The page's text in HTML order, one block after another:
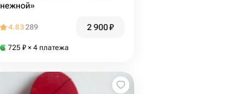
нежной»
4.83289 2 900₽
725 ₽ × 4 платежа